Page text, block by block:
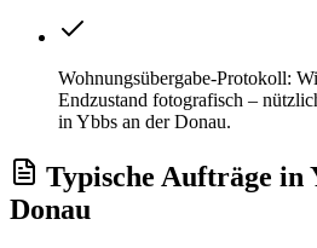
Wohnungsübergabe-Protokoll:
Endzustand fotografisch –
in Ybbs an der Donau.
Typische Aufträge in
Donau